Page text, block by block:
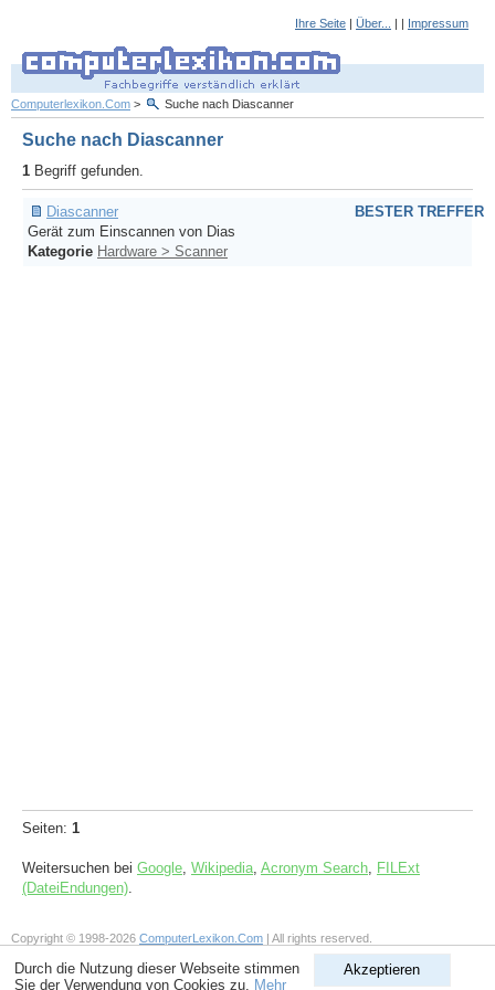
Ihre Seite | Über... | | Impressum
Computerlexikon.Com > Suche nach Diascanner
Suche nach Diascanner
1 Begriff gefunden.
BESTER TREFFER
Diascanner
Gerät zum Einscannen von Dias
Kategorie Hardware > Scanner
Seiten: 1
Weitersuchen bei Google Wikipedia Acronym Search FILExt
(DateiEndungen)
Akzeptieren
Durch die Nutzung dieser Webseite stimmen
Sie der Verwendung von Cookies zu. Mehr
Copyright © 1998-2026 ComputerLexikon.Com | All rights reserved.